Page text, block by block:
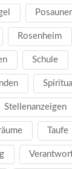
Rosenheim
Schule
Stellenanzeigen
Taufe